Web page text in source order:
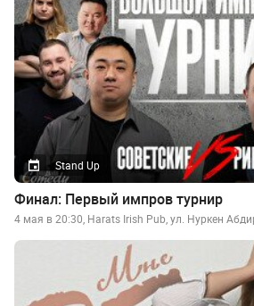
Stand Up
Финал: Первый импров турнир
4 мая в 20:30, Harats Irish Pub, ул. Нуркен